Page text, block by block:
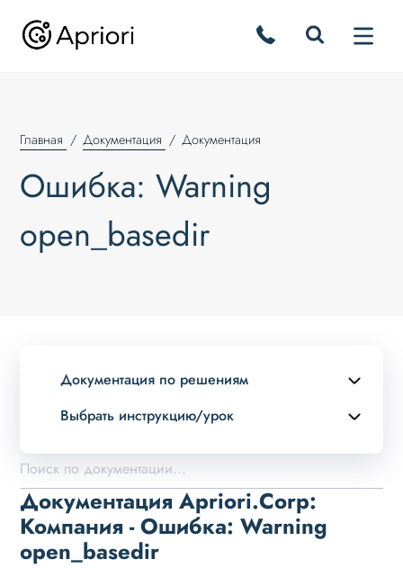
Главная Документация Документация
Ошибка: Warning
open_basedir
Документация по решениям
Выбрать инструкцию/урок
Описание курса
Возможности
Примеры страниц
Установка и обновление
Документация Apriori.Corp:
Компания - Ошибка: Warning
open_basedir